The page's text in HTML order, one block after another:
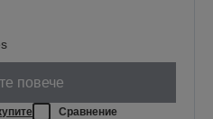
повече
Сравнение